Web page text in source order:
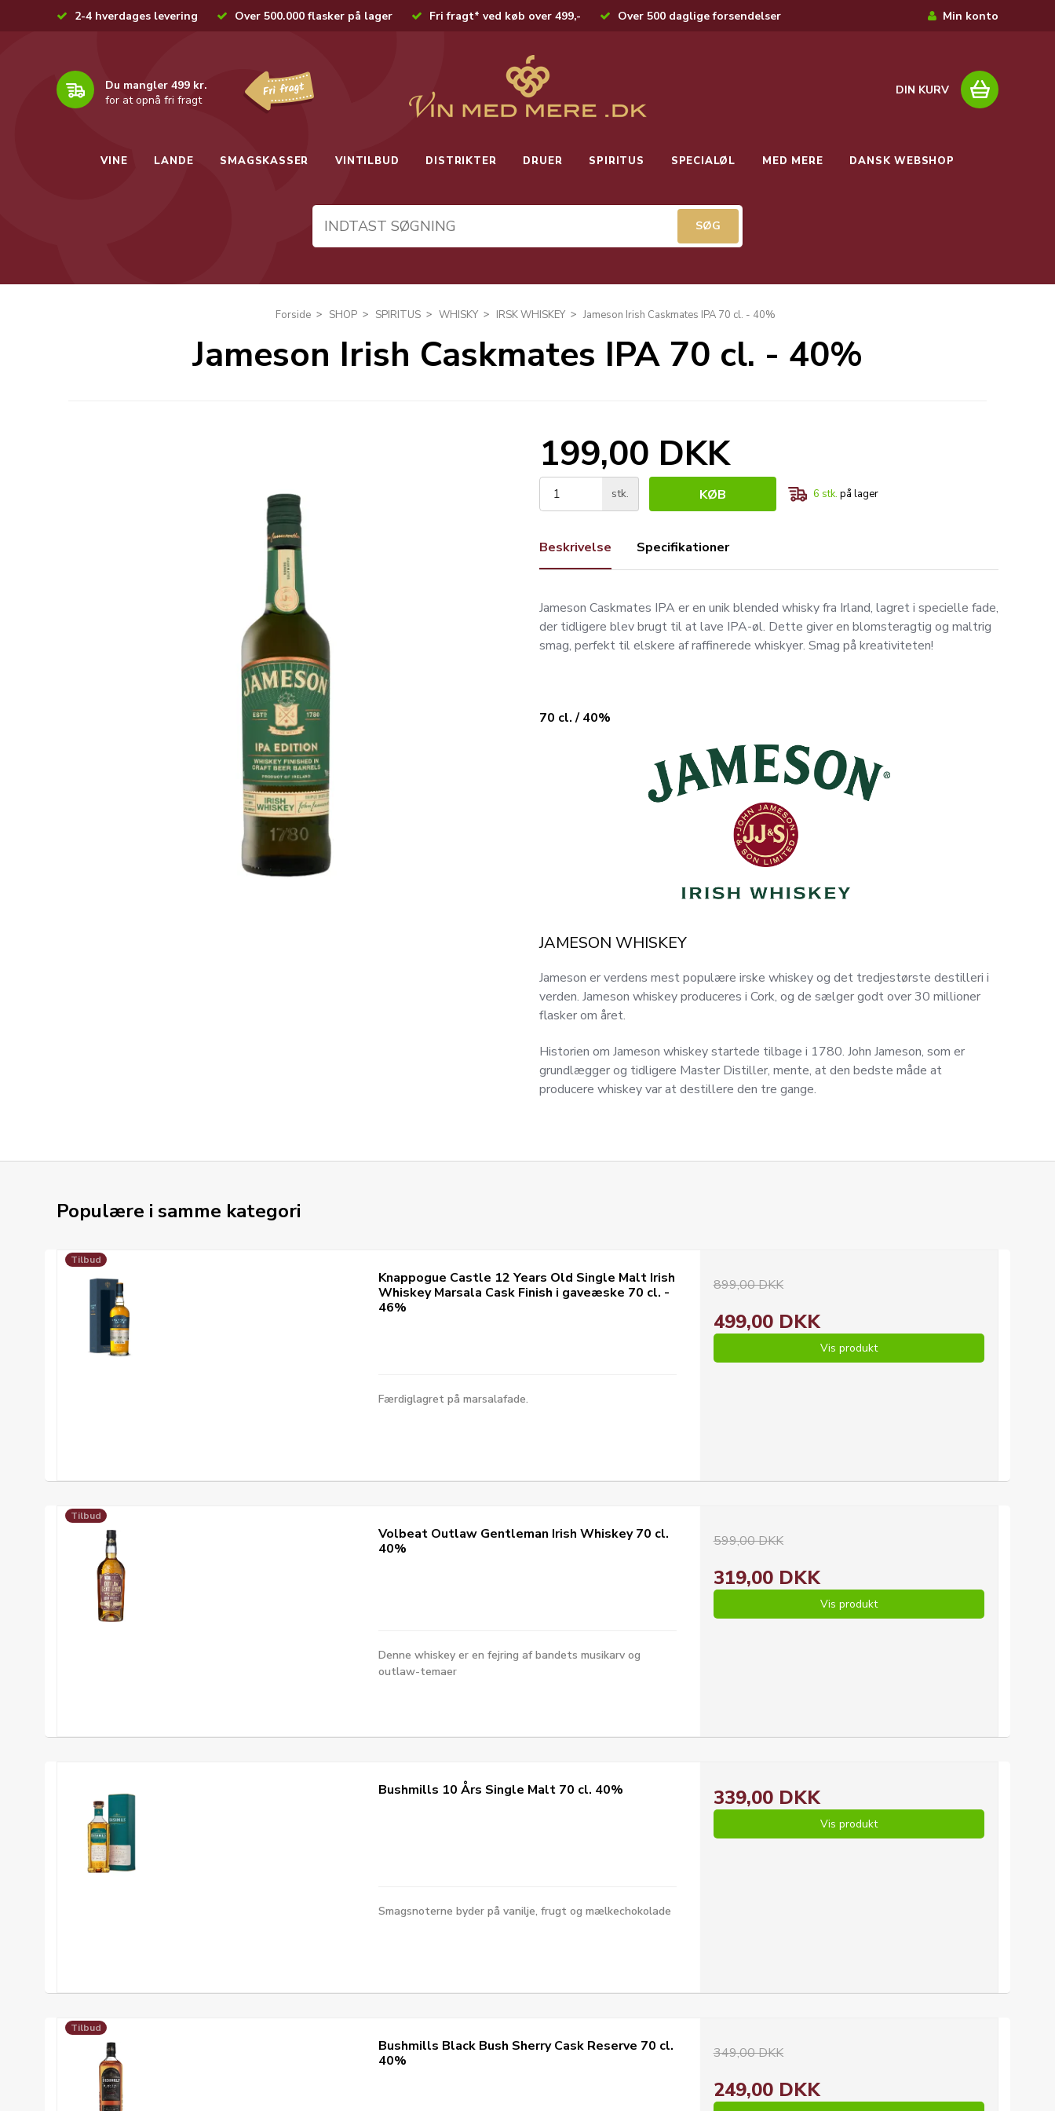
2-4 hverdages levering Over 500.000 flasker på lager Fri fragt* ved køb over 499,- Over 500 daglige forsendelser Min konto
Du mangler 499 kr.
for at opnå fri fragt
DIN KURV
VINE LANDE SMAGSKASSER VINTILBUD DISTRIKTER DRUER SPIRITUS SPECIALØL MED MERE DANSK WEBSHOP
Forside SHOP SPIRITUS WHISKY IRSK WHISKEY Jameson Irish Caskmates IPA 70 cl. - 40%
Jameson Irish Caskmates IPA 70 cl. - 40%
199,00 DKK
stk. KØB 6 stk. på lager
Beskrivelse Specifikationer
Jameson Caskmates IPA er en unik blended whisky fra Irland, lagret i specielle fade,
der tidligere blev brugt til at lave IPA-øl. Dette giver en blomsteragtig og maltrig
smag, perfekt til elskere af raffinerede whiskyer. Smag på kreativiteten!
70 cl. / 40%
JAMESON WHISKEY
Jameson er verdens mest populære irske whiskey og det tredjestørste destilleri i
verden. Jameson whiskey produceres i Cork, og de sælger godt over 30 millioner
flasker om året.
Historien om Jameson whiskey startede tilbage i 1780. John Jameson, som er
grundlægger og tidligere Master Distiller, mente, at den bedste måde at
producere whiskey var at destillere den tre gange.
Populære i samme kategori
Tilbud
Knappogue Castle 12 Years Old Single Malt Irish
Whiskey Marsala Cask Finish i gaveæske 70 cl. -
46%
Færdiglagret på marsalafade.
899,00 DKK
499,00 DKK
Vis produkt
Tilbud
Volbeat Outlaw Gentleman Irish Whiskey 70 cl.
40%
Denne whiskey er en fejring af bandets musikarv og
outlaw-temaer
599,00 DKK
319,00 DKK
Vis produkt
Bushmills 10 Års Single Malt 70 cl. 40%
Smagsnoterne byder på vanilje, frugt og mælkechokolade
339,00 DKK
Vis produkt
Tilbud
Bushmills Black Bush Sherry Cask Reserve 70 cl.
40%
349,00 DKK
249,00 DKK